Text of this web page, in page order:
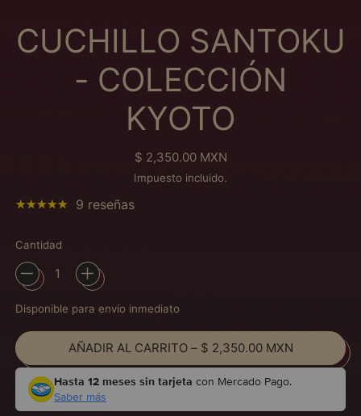
CUCHILLO SANTOKU
- COLECCIÓN
KYOTO
Precio habitual
$ 2,350.00 MXN
Impuesto incluido.
9 reseñas
Cantidad
Disponible para envío inmediato
AÑADIR AL CARRITO– $ 2,350.00 MXN
Hasta 12 meses sin tarjeta con Mercado Pago.
Saber más